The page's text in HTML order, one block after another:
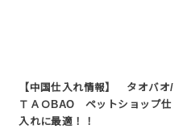
【中国仕入れ情報】 タオバオ/
ＴＡＯBAO ペットショップ仕
入れに最適！！